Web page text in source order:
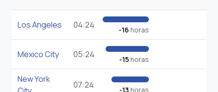
Los Angeles 04:24 -16 horas
Mexico City 05:24 -15horas
New York
07:24 -13 horas